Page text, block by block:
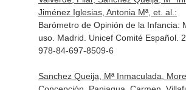
Jiménez Iglesias, Antonia Mª, et. al.:
Barómetro de Opinión de la Infancia:
uso. Madrid. Unicef Comité Español.
978-84-697-8509-6
Sanchez Queija, Mª Inmaculada,